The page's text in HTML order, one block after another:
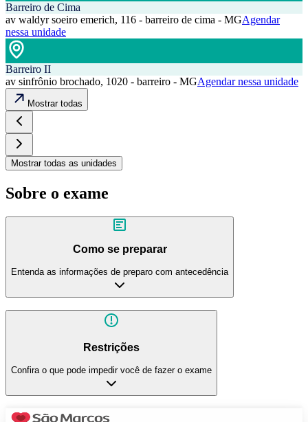
Barreiro de Cima
av waldyr soeiro emerich, 116 - barreiro de cima - MGAgendar
nessa unidade
Barreiro II
av sinfrônio brochado, 1020 - barreiro - MGAgendar nessa unidade
Mostrar todas
Mostrar todas as unidades
Sobre o exame
Como se preparar
Entenda as informações de preparo com antecedência
Restrições
Confira o que pode impedir você de fazer o exame